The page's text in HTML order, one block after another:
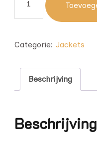
Categorie: Jackets
Beschrijving
Beschrijving